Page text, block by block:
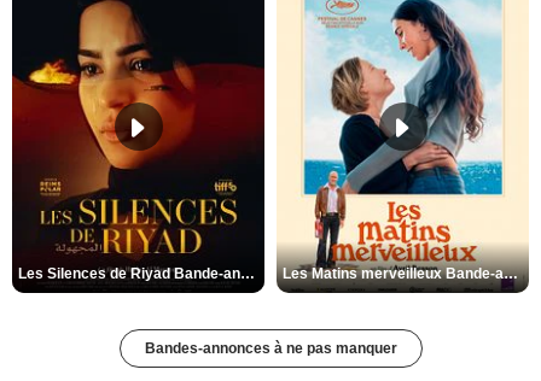
Les Silences de Riyad Bande-annonce VO STFR Les Matins merveilleux Bande-annonce VF
Bandes-annonces à ne pas manquer